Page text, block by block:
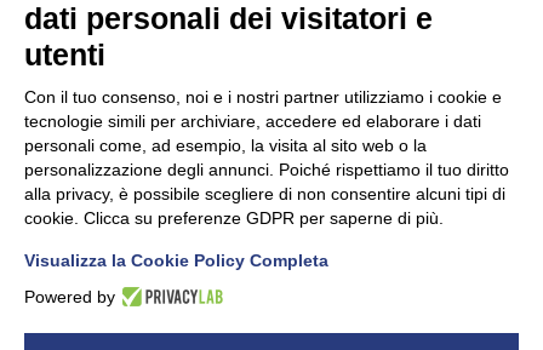
Unidata s.r.lcon unico socio
Largo dell’Artigianato, 1 - 23100 Sondrio
C.F. 00481790145 - N.REA SO-36426
PEC: unidata.sondrio@legalmail.it
Cap. soc. euro 100.000,00 i.v.
dati personali dei visitatori e
utenti
Con il tuo consenso, noi e i nostri partner utilizziamo i cookie e
tecnologie simili per archiviare, accedere ed elaborare i dati
personali come, ad esempio, la visita al sito web o la
personalizzazione degli annunci. Poiché rispettiamo il tuo diritto
alla privacy, è possibile scegliere di non consentire alcuni tipi di
cookie. Clicca su preferenze GDPR per saperne di più.
Visualizza la Cookie Policy Completa
Powered by